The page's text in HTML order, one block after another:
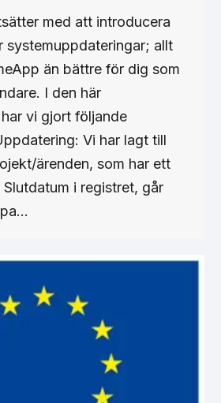
med att introducera
systemuppdateringar; allt
än bättre för dig som
I den här
vi gjort följande
Vi har lagt till
ärenden, som har ett
i registret, går